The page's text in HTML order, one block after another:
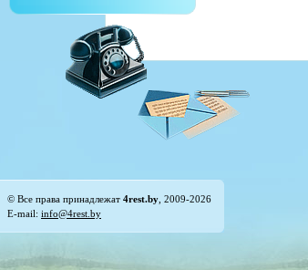
© Все права принадлежат 4rest.by , 2009-2026
E-mail: info@4rest.by